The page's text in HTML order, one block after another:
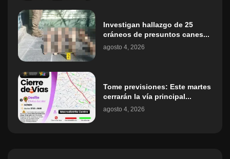
Investigan hallazgo de 25
cráneos de presuntos canes...
agosto 4, 2026
Tome previsiones: Este martes
cerrarán la vía principal...
agosto 4, 2026